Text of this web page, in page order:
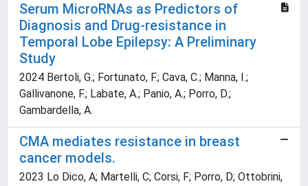
Serum MicroRNAs as Predictors of
Diagnosis and Drug-resistance in
Temporal Lobe Epilepsy: A Preliminary
Study
2024 Bertoli, G.; Fortunato, F.; Cava, C.; Manna, I.;
Gallivanone, F.; Labate, A.; Panio, A.; Porro, D.;
Gambardella, A.
CMA mediates resistance in breast
cancer models.
2023 Lo Dico, A; Martelli, C; Corsi, F; Porro, D; Ottobrini,